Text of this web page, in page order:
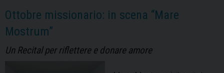
Scuola
Primaria
Ottobre missionario: in scena “Mare
Mostrum”
Un Recital per riflettere e donare amore